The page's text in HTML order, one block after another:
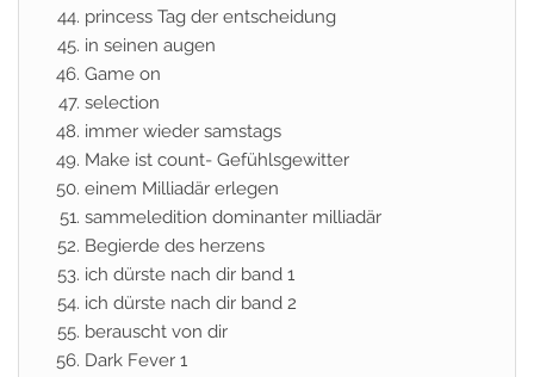
princess Tag der entscheidung
in seinen augen
Game on
selection
immer wieder samstags
Make ist count- Gefühlsgewitter
einem Milliadär erlegen
sammeledition dominanter milliadär
Begierde des herzens
ich dürste nach dir band 1
ich dürste nach dir band 2
berauscht von dir
Dark Fever 1